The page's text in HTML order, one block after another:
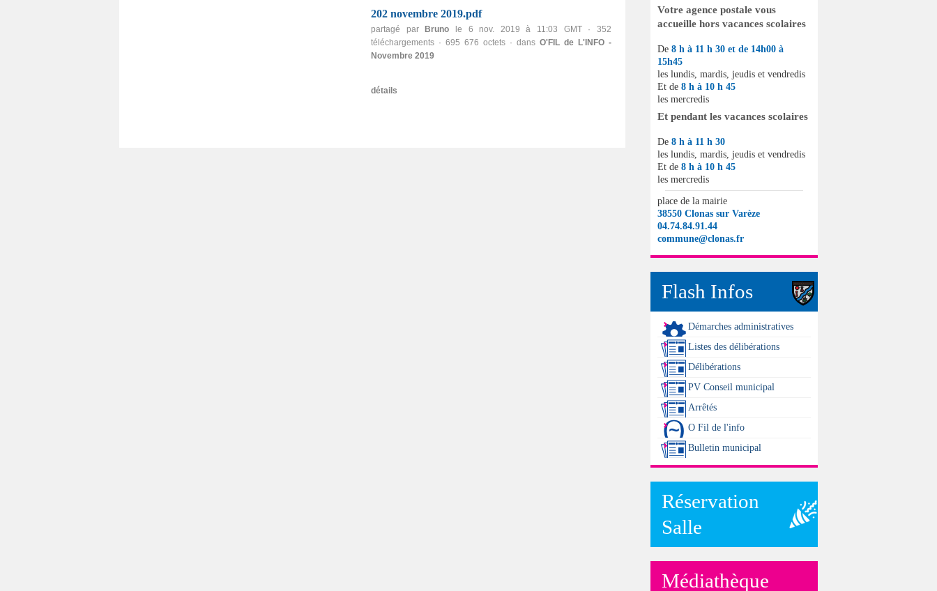
202 novembre 2019.pdf
partagé par Bruno le 6 nov. 2019 à 11:03 GMT · 352
téléchargements · 695 676 octets · dans O'FIL de L'INFO -
Novembre 2019
détails
Votre agence postale vous
accueille hors vacances scolaires
De 8 h à 11 h 30 et de 14h00 à
15h45
les lundis, mardis, jeudis et vendredis
Et de 8 h à 10 h 45
les mercredis
Et pendant les vacances scolaires
De 8 h à 11 h 30
les lundis, mardis, jeudis et vendredis
Et de 8 h à 10 h 45
les mercredis
place de la mairie
38550 Clonas sur Varèze
04.74.84.91.44
commune@clonas.fr
Flash Infos
Démarches administratives
Listes des délibérations
Délibérations
PV Conseil municipal
Arrêtés
O Fil de l'info
Bulletin municipal
Réservation
Salle
Médiathèque